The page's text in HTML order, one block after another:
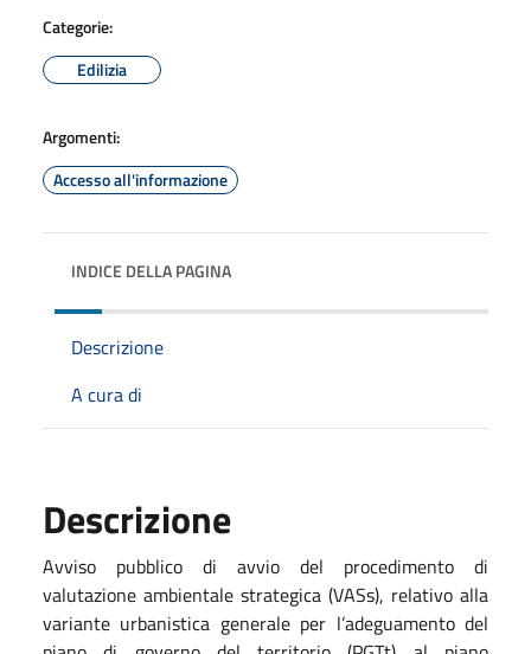
Categorie:
Edilizia
Argomenti:
Accesso all'informazione
INDICE DELLA PAGINA
Descrizione
A cura di
Descrizione
Avviso pubblico di avvio del procedimento di
valutazione ambientale strategica (VASs), relativo alla
variante urbanistica generale per l’adeguamento del